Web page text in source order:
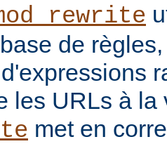
de
les URLs à la
met en